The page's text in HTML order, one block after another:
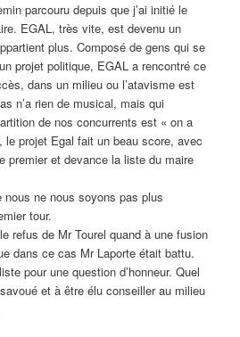
parcouru depuis que j’ai initié le
EGAL, très vite, est devenu un
plus. Composé de gens qui se
projet politique, EGAL a rencontré ce
dans un milieu ou l’atavisme est
n’a rien de musical, mais qui
de nos concurrents est « on a
projet Egal fait un beau score, avec
premier et devance la liste du maire
nous ne nous soyons pas plus
tour.
refus de Mr Tourel quand à une fusion
dans ce cas Mr Laporte était battu.
pour une question d’honneur. Quel
et à être élu conseiller au milieu